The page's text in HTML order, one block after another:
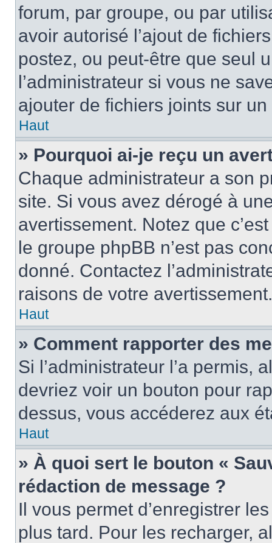
forum, par groupe, ou par
avoir autorisé l’ajout de
postez, ou peut-être que seul
l’administrateur si vous ne
ajouter de fichiers joints sur un
Haut
» Pourquoi ai-je reçu un
Chaque administrateur a son
site. Si vous avez dérogé à
avertissement. Notez que
le groupe phpBB n’est pas
donné. Contactez
raisons de votre avertissement.
Haut
» Comment rapporter des
Si l’administrateur l’a permis,
devriez voir un bouton pour
dessus, vous accéderez aux
Haut
» À quoi sert le bouton «
rédaction de message ?
Il vous permet d’enregistrer
plus tard. Pour les recharger,